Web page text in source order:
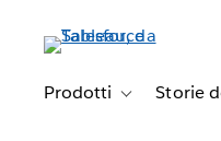
principale
Prodotti Toggle sub-
Storie